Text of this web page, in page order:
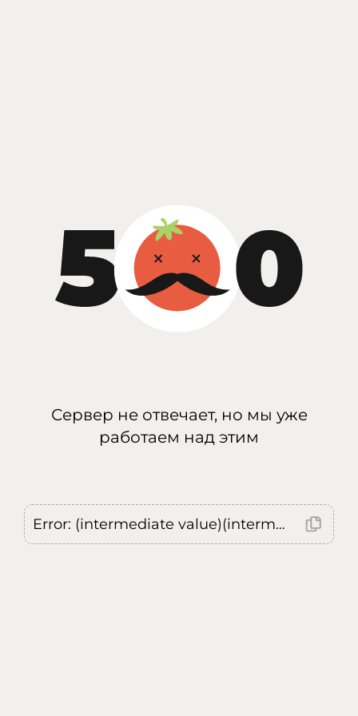
Сервер не отвечает, но мы уже
работаем над этим
Error: (intermediate value)(intermediate value)(intermediate value).replaceAll is not a function